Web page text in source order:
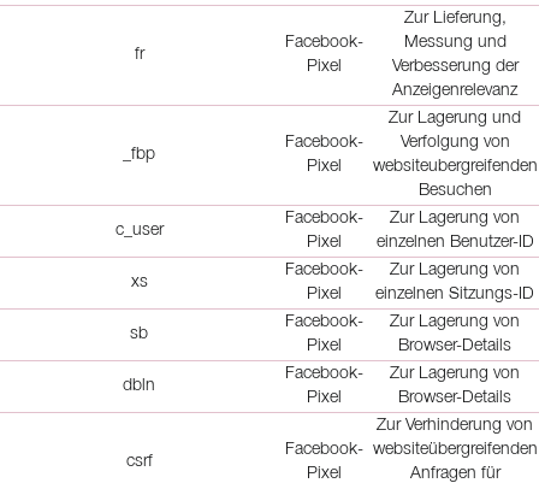
fr
Facebook-
Pixel
Zur Lieferung,
Messung und
Verbesserung der
Anzeigenrelevanz
_fbp
Facebook-
Pixel
Zur Lagerung und
Verfolgung von
websiteubergreifenden
Besuchen
c_user
Facebook-
Pixel
Zur Lagerung von
einzelnen Benutzer-ID
xs
Facebook-
Pixel
Zur Lagerung von
einzelnen Sitzungs-ID
sb
Facebook-
Pixel
Zur Lagerung von
Browser-Details
dbln
Facebook-
Pixel
Zur Lagerung von
Browser-Details
csrf
Facebook-
Pixel
Zur Verhinderung von
websiteübergreifenden
Anfragen für